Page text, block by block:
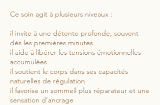
Ce soin agit à plusieurs niveaux :
il invite à une détente profonde, souvent
dès les premières minutes
il aide à libérer les tensions émotionnelles
accumulées
il soutient le corps dans ses capacités
naturelles de régulation
il favorise un sommeil plus réparateur et une
sensation d’ancrage